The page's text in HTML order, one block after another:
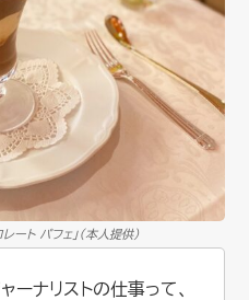
ート パフェ」（本人提供）
ーナリストの仕事って、